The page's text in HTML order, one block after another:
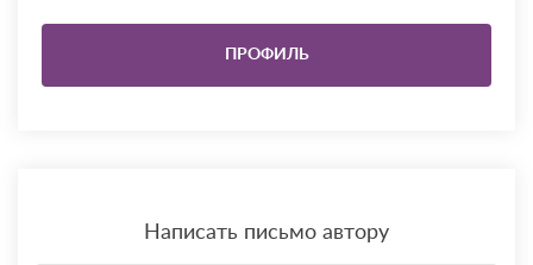
ПРОФИЛЬ
Написать письмо автору